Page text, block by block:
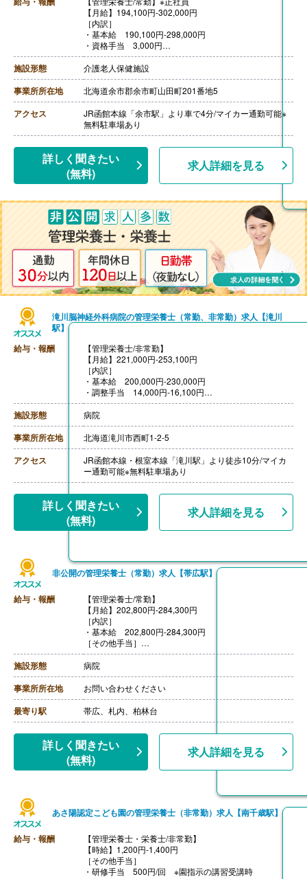
【月給】194,100円-302,000円
［内訳］
・基本給 190,100円-298,000円
・資格手当 3,000円
・処遇改善手当 1,000円
［その他手当］
・住宅手当 上限20,000円
【賞与】年2回（計1.75ヶ月分）※前年度実績
【通勤手当】あり（上限20,000円/月）※20円/km×勤務日
数
【昇給】あり（1月あたり1,000円-3,000円）※前年度実
績
施設形態 介護老人保健施設
事業所所在地 北海道余市郡余市町山田町201番地5
アクセス
JR函館本線「余市駅」より車で4分/マイカー通勤可能※
無料駐車場あり
詳しく聞きたい
(無料)
求人詳細を見る
滝川脳神経外科病院の管理栄養士（常勤、非常勤）求人【滝川
駅】
給与・報酬
【管理栄養士/非常勤】
【月給】221,000円-253,100円
［内訳］
・基本給 200,000円-230,000円
・調整手当 14,000円-16,100円
・技術手当 7,000円-
【賞与】年2回（計4ヶ月分）※前年度実績
【通勤手当】あり（車の場合 上限15,000円/月）（公共
交通機関の場合 上限26,000円/月）
【昇給】あり（1月あたり1.00％-）※前年度実績
【退職金】あり ※勤続3年以上---
【管理栄養士/非常勤】
【時給】1,500円
・技術手当 7,000円
・保育手当※院外保育施設を利用の場合、利用料を補助
【賞与】なし
【通勤手当】あり（車の場合上限15,000円/月、公共交通
【退職金】なし
施設形態 病院
事業所所在地 北海道滝川市西町1-2-5
アクセス
JR函館本線・根室本線「滝川駅」より徒歩10分/マイカ
ー通勤可能※無料駐車場あり
詳しく聞きたい
(無料)
求人詳細を見る
非公開の管理栄養士（常勤）求人【帯広駅】
給与・報酬
【管理栄養士/常勤】
【月給】202,800円-284,300円
［内訳］
・基本給 202,800円-284,300円
［その他手当］
・住居手当 上限29,000円
・扶養手当 配偶者:6,500円、子:10,000円/人
・寒冷地手当 世帯主:26,380円、世帯主（単身）:14,58
0円、その他:10,340円 ※11月-3月毎月支給
【賞与】年2回（計3.30ヶ月分）※前年度実績
【通勤手当】あり（上限40,100円/月）
【昇給】あり（1月あたり5,900円-8,100円）※前年度実
【退職金】あり※勤続1年以上
施設形態 病院
事業所所在地 お問い合わせください
最寄り駅 帯広、札内、柏林台
詳しく聞きたい
(無料)
求人詳細を見る
あさ陽認定こども園の管理栄養士（非常勤）求人【南千歳駅】
給与・報酬
【管理栄養士・栄養士/非常勤】
【時給】1,200円-1,400円
［その他手当］
・研修手当 500円/回 ※園指示の講習受講時